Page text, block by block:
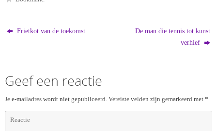
Frietkot van de toekomst
De man die tennis tot kunst
verhief
Geef een reactie
Je e-mailadres wordt niet gepubliceerd. Vereiste velden zijn gemarkeerd met *